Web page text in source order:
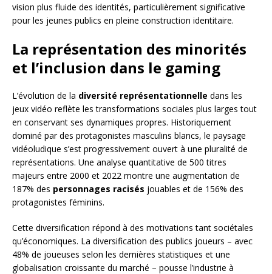
vision plus fluide des identités, particulièrement significative
pour les jeunes publics en pleine construction identitaire.
La représentation des minorités
et l’inclusion dans le gaming
L’évolution de la diversité représentationnelle dans les
jeux vidéo reflète les transformations sociales plus larges tout
en conservant ses dynamiques propres. Historiquement
dominé par des protagonistes masculins blancs, le paysage
vidéoludique s’est progressivement ouvert à une pluralité de
représentations. Une analyse quantitative de 500 titres
majeurs entre 2000 et 2022 montre une augmentation de
187% des personnages racisés jouables et de 156% des
protagonistes féminins.
Cette diversification répond à des motivations tant sociétales
qu’économiques. La diversification des publics joueurs – avec
48% de joueuses selon les dernières statistiques et une
globalisation croissante du marché – pousse l’industrie à